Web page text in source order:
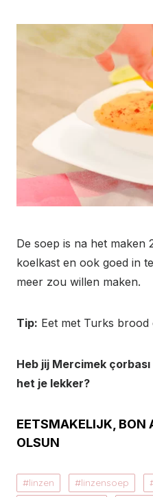
De soep is na het maken
koelkast en ook goed in
meer zou willen maken.
Tip: Eet met Turks
Heb jij Mercimek
het je lekker?
EETSMAKELIJK, BON
OLSUN
linzen linzensoep